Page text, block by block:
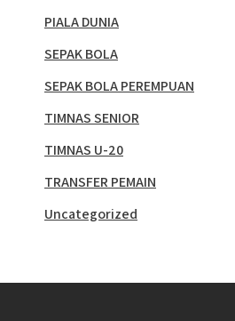
PIALA DUNIA
SEPAK BOLA
SEPAK BOLA PEREMPUAN
TIMNAS SENIOR
TIMNAS U-20
TRANSFER PEMAIN
Uncategorized